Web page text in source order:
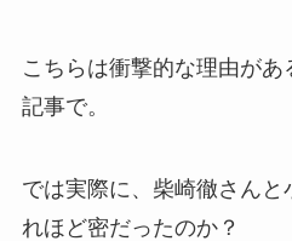
こちらは衝撃的な理由があ
記事で。
では実際に、柴崎徹さん
れほど密だったのか？